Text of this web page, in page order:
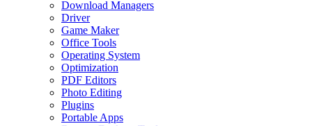
Download Managers
Driver
Game Maker
Office Tools
Operating System
Optimization
PDF Editors
Photo Editing
Plugins
Portable Apps